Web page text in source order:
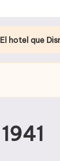
uso como